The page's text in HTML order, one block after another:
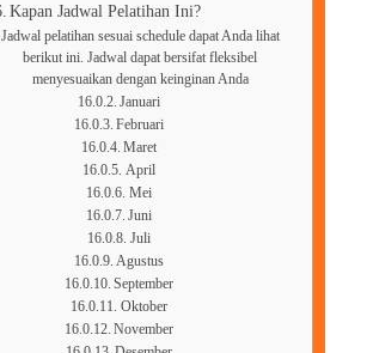
Kapan Jadwal Pelatihan Ini?
Jadwal pelatihan sesuai schedule dapat Anda lihat
berikut ini. Jadwal dapat bersifat fleksibel
menyesuaikan dengan keinginan Anda
Januari
Februari
Maret
April
Mei
Juni
Juli
Agustus
September
Oktober
November